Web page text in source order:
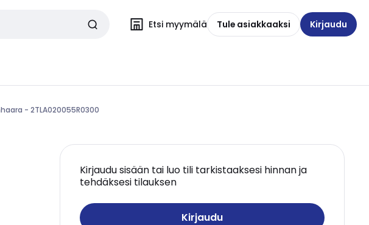
Etsi myymälä Tule asiakkaaksi Kirjaudu
- 2TLA020055R0300
Kirjaudu sisään tai luo tili tarkistaaksesi hinnan ja
tehdäksesi tilauksen
Kirjaudu